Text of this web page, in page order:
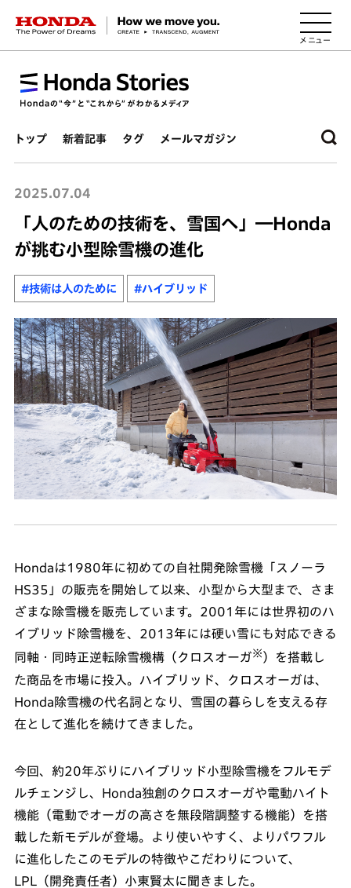
HONDA The Power of Dreams
トップ 新着記事 タグ メールマガジン
2025.07.04
「人のための技術を、雪国へ」―Honda
が挑む小型除雪機の進化
#技術は人のために #ハイブリッド
Hondaは1980年に初めての自社開発除雪機「スノーラ
HS35」の販売を開始して以来、小型から大型まで、さま
ざまな除雪機を販売しています。2001年には世界初のハ
イブリッド除雪機を、2013年には硬い雪にも対応できる
同軸・同時正逆転除雪機構（クロスオーガ※ ）を搭載し
た商品を市場に投入。ハイブリッド、クロスオーガは、
Honda除雪機の代名詞となり、雪国の暮らしを支える存
在として進化を続けてきました。
今回、約20年ぶりにハイブリッド小型除雪機をフルモデ
ルチェンジし、Honda独創のクロスオーガや電動ハイト
機能（電動でオーガの高さを無段階調整する機能）を搭
載した新モデルが登場。より使いやすく、よりパワフル
に進化したこのモデルの特徴やこだわりについて、
LPL（開発責任者）小東賢太に聞きました。